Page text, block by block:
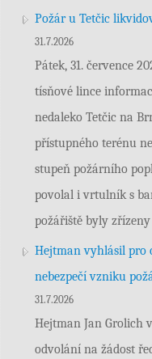
Požár u Tetčic
31.7.2026
Pátek, 31. července
tísňové lince
nedaleko Tetčic na
přístupného terénu
stupeň požárního
povolal i vrtulník s
požářiště byly
Hejtman vyhlásil pro
nebezpečí vzniku
31.7.2026
Hejtman Jan Grolich
odvolání na žádost